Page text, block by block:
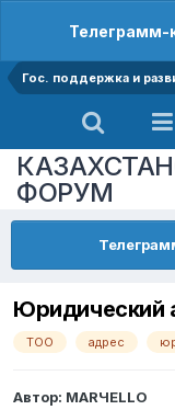
Телеграмм-
Гос. поддержка и
ФОРУМ
Юридический
ТОО адрес
Автор: MARЧELLO